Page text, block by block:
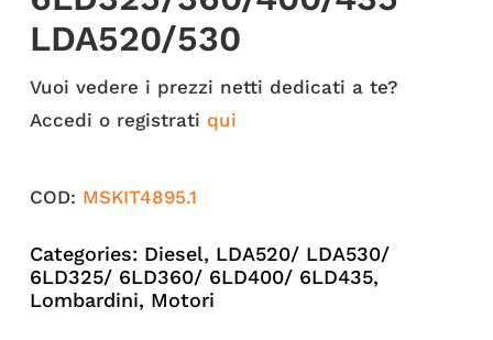
LDA520/530
Vuoi vedere i prezzi netti dedicati a te?
Accedi o registrati qui
COD: MSKIT4895.1
Categories: Diesel, LDA520/ LDA530/
6LD325/ 6LD360/ 6LD400/ 6LD435,
Lombardini, Motori